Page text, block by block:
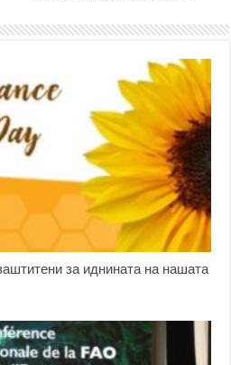
за иднината на нашата